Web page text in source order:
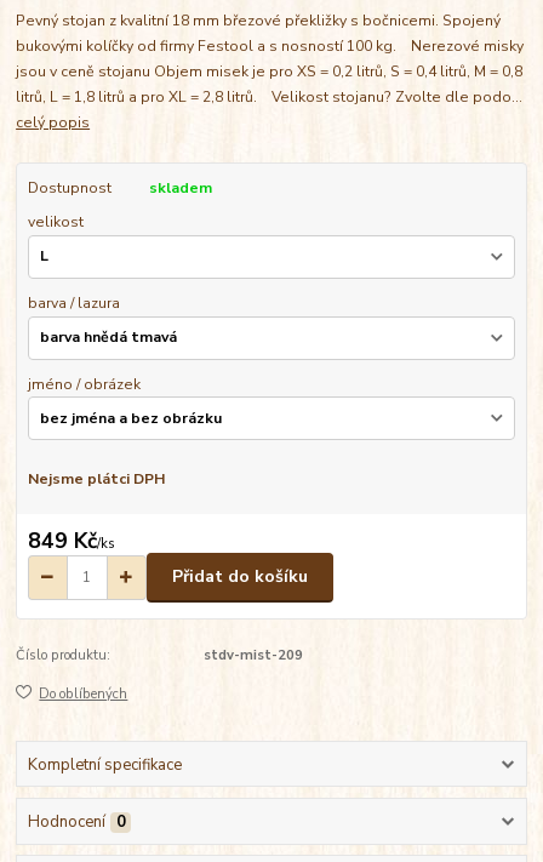
Pevný stojan z kvalitní 18 mm březové překližky s bočnicemi. Spojený
bukovými kolíčky od firmy Festool a s nosností 100 kg. Nerezové misky
jsou v ceně stojanu Objem misek je pro XS = 0,2 litrů, S = 0,4 litrů, M = 0,8
litrů, L = 1,8 litrů a pro XL = 2,8 litrů. Velikost stojanu? Zvolte dle podo...
celý popis
Dostupnost
skladem
velikost
barva / lazura
jméno / obrázek
Nejsme plátci DPH
849 Kč/ks
Přidat do košíku
Číslo produktu: stdv-mist-209
Do oblíbených
Kompletní specifikace
Hodnocení 0